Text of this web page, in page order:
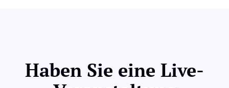
Haben Sie eine Live-